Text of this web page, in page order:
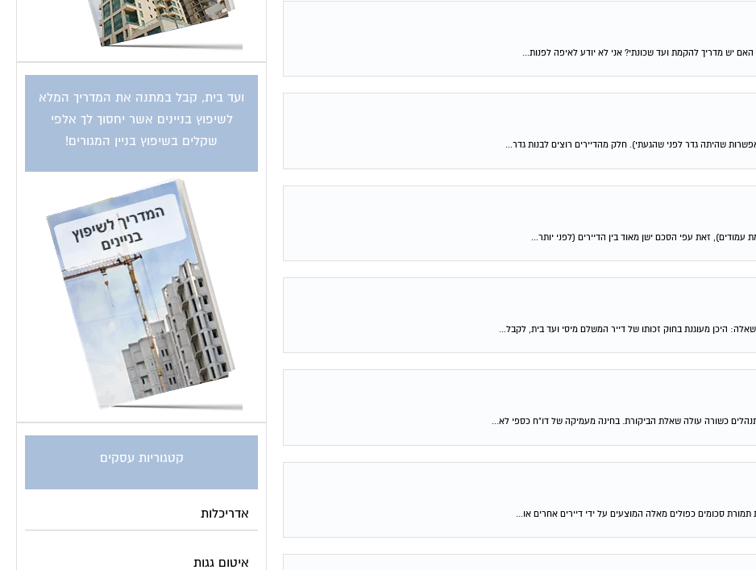
יש מדריך להקמת ועד שכונתי? אני לא יודע לאיפה לפנות...
זאת עפי הסכם ישן מאוד בין הדיירים (לפני יותר...
היכן מעוגנת בחוק זכותו של דייר המשלם מיסי ועד בית, לקבל...
כשורה עולה שאלת הביקורת. בחינה מעמיקה של דו"ח כספי לא...
סכומים כפולים מאלה המוצעים על ידי דיירים אחרים או...
ועד בית, קבל במתנה את המדריך המלא
לשיפוץ בניינים אשר יחסוך לך אלפי
שקלים בשיפוץ בניין המגורים!
קטגוריות עסקים
אדריכלות
איטום גגות